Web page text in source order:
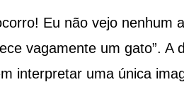
Eu não vejo nenhum
vagamente um gato”.
interpretar uma única